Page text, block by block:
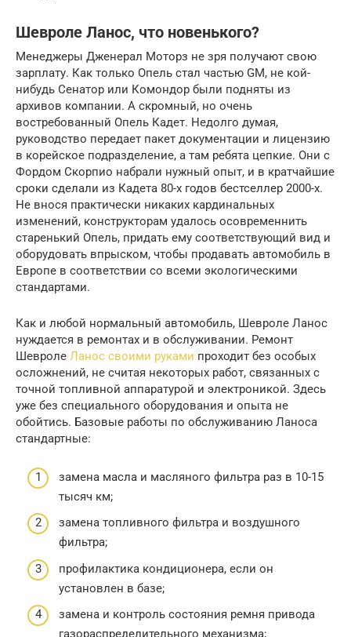
Шевроле Ланос, что новенького?
Менеджеры Дженерал Моторз не зря получают свою
зарплату. Как только Опель стал частью GM, не кой-
нибудь Сенатор или Комондор были подняты из
архивов компании. А скромный, но очень
востребованный Опель Кадет. Недолго думая,
руководство передает пакет документации и лицензию
в корейское подразделение, а там ребята цепкие. Они с
Фордом Скорпио набрали нужный опыт, и в кратчайшие
сроки сделали из Кадета 80-х годов бестселлер 2000-х.
Не внося практически никаких кардинальных
изменений, конструкторам удалось осовременнить
старенький Опель, придать ему соответствующий вид и
оборудовать впрыском, чтобы продавать автомобиль в
Европе в соответствии со всеми экологическими
стандартами.
Как и любой нормальный автомобиль, Шевроле Ланос
нуждается в ремонтах и в обслуживании. Ремонт
Шевроле Ланос своими руками проходит без особых
осложнений, не считая некоторых работ, связанных с
точной топливной аппаратурой и электроникой. Здесь
уже без специального оборудования и опыта не
обойтись. Базовые работы по обслуживанию Ланоса
стандартные:
замена масла и масляного фильтра раз в 10-15
тысяч км;
замена топливного фильтра и воздушного
фильтра;
профилактика кондиционера, если он
установлен в базе;
замена и контроль состояния ремня привода
газораспределительного механизма;